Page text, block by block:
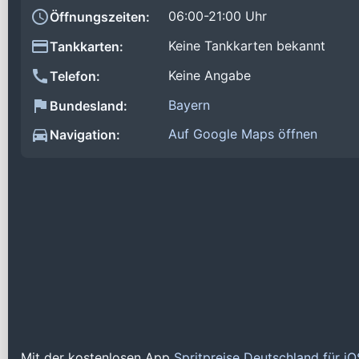
Öffnungszeiten:
06:00-21:00 Uhr
Tankkarten:
Keine Tankkarten bekannt
Telefon:
Keine Angabe
Bundesland:
Bayern
Navigation:
Auf Google Maps öffnen